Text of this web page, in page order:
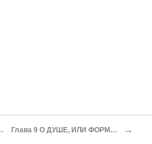
Глава 9 О ДУШЕ, ИЛИ ФОРМЕ ВСЕЛЕННОЙ →